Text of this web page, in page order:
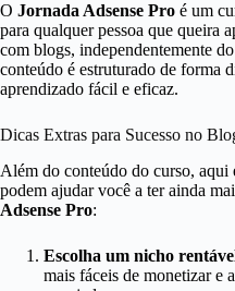
O Jornada Adsense Pro é um
para qualquer pessoa que queira
com blogs, independentemente
conteúdo é estruturado de forma
aprendizado fácil e eficaz.
Dicas Extras para Sucesso no
Além do conteúdo do curso, aqui
podem ajudar você a ter ainda
Adsense Pro:
Escolha um nicho
mais fáceis de monetizar e